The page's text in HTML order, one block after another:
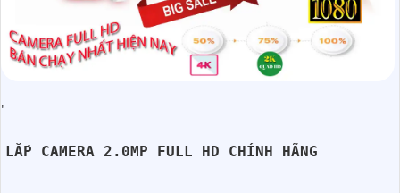
'
LẮP CAMERA 2.0MP FULL HD CHÍNH HÃNG